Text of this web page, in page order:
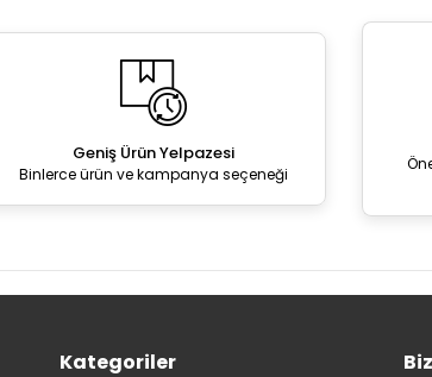
Geniş Ürün Yelpazesi
Binlerce ürün ve kampanya seçeneği
Kategoriler